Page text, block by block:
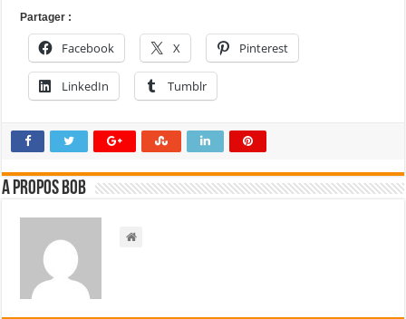
Partager :
Facebook X Pinterest
LinkedIn Tumblr
A propos bOb